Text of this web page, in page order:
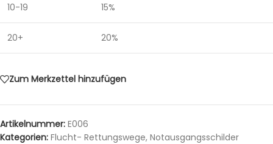
10-19 15%
20+ 20%
Zum Merkzettel hinzufügen
Artikelnummer: E006
Kategorien: Flucht- Rettungswege, Notausgangsschilder